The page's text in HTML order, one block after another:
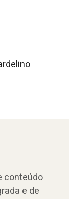
conteúdo
e de